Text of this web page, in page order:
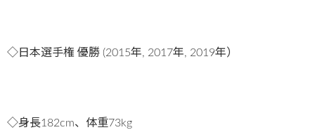
◇日本選手権 優勝 (2015年, 2017年, 2019年）
◇身長182cm、体重73kg